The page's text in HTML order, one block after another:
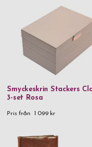
Smyckeskrin Stackers
3-set Rosa
Pris från 1 099 kr